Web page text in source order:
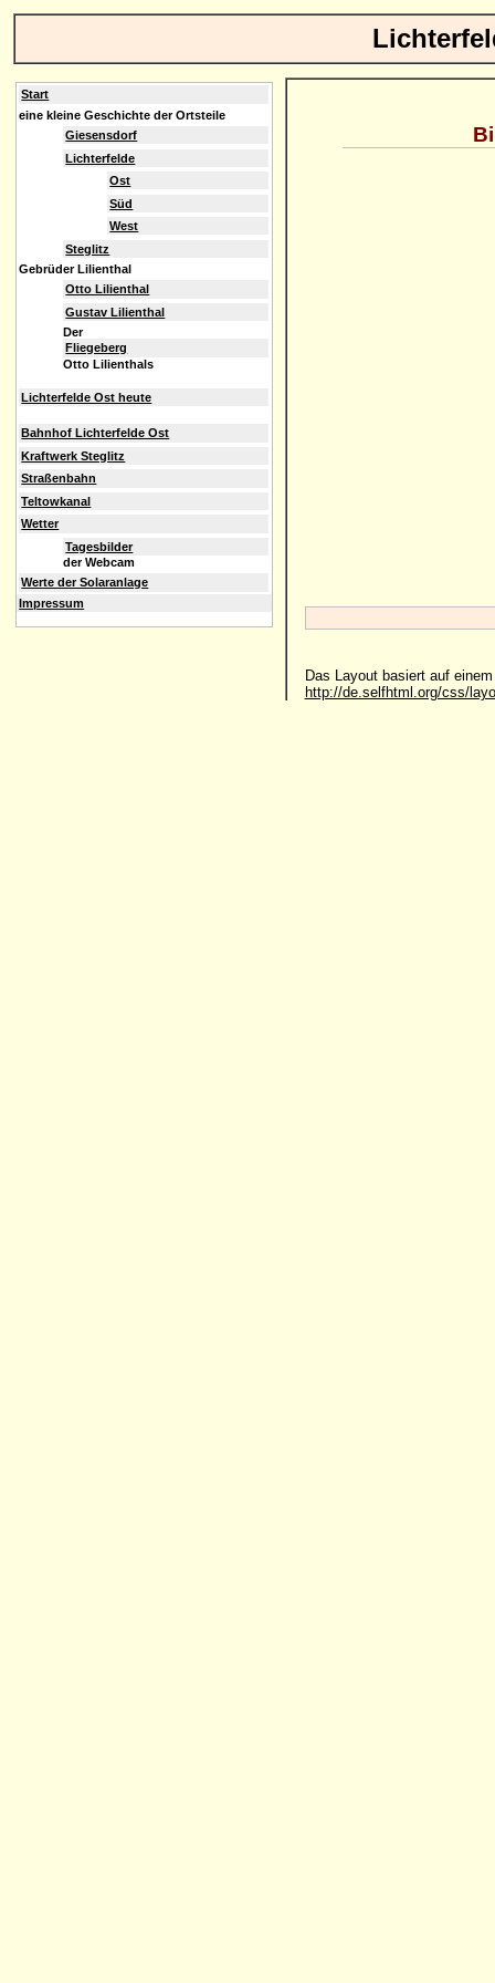
Das Layout basiert auf
http://de.selfhtml.org/css/
Start
eine kleine Geschichte der Ortsteile
Giesensdorf
Lichterfelde
Ost
Süd
West
Steglitz
Gebrüder Lilienthal
Otto Lilienthal
Gustav Lilienthal
Der
Fliegeberg
Otto Lilienthals
Lichterfelde Ost heute
Bahnhof Lichterfelde Ost
Kraftwerk Steglitz
Straßenbahn
Teltowkanal
Wetter
Tagesbilder
der Webcam
Werte der Solaranlage
Impressum